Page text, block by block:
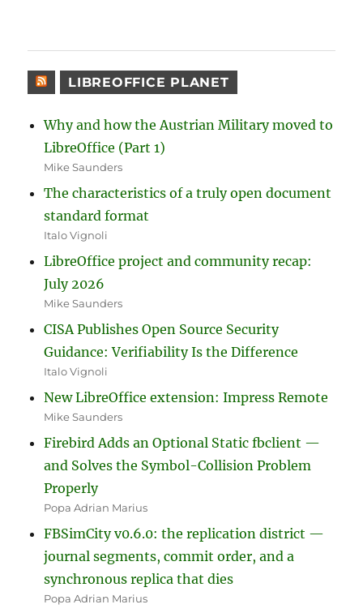
LIBREOFFICE PLANET
Why and how the Austrian Military moved to
LibreOffice (Part 1)
Mike Saunders
The characteristics of a truly open document
standard format
Italo Vignoli
LibreOffice project and community recap:
July 2026
Mike Saunders
CISA Publishes Open Source Security
Guidance: Verifiability Is the Difference
Italo Vignoli
New LibreOffice extension: Impress Remote
Mike Saunders
Firebird Adds an Optional Static fbclient —
and Solves the Symbol-Collision Problem
Properly
Popa Adrian Marius
FBSimCity v0.6.0: the replication district —
journal segments, commit order, and a
synchronous replica that dies
Popa Adrian Marius